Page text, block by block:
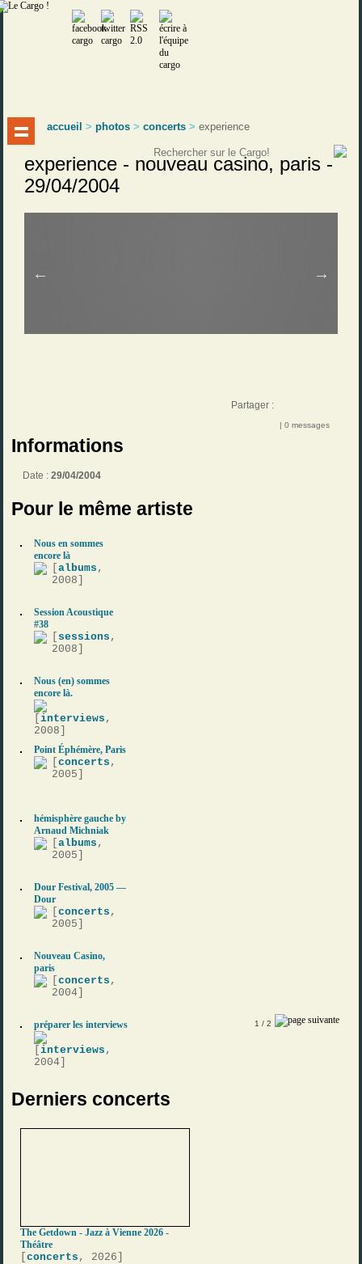
accueil >photos >concerts >experience
experience - nouveau casino, paris -
29/04/2004
Partager :
| 0 messages
Informations
Date :29/04/2004
Pour le même artiste
Nous en sommes
encore là
[albums ,
2008]
Session Acoustique
#38
sessions ,
2008]
Nous (en) sommes
encore là.
[interviews ,
2008]
Point Éphémère, Paris
[concerts ,
2005]
hémisphère gauche by
Arnaud Michniak
[albums ,
2005]
Dour Festival, 2005 —
Dour
[concerts ,
2005]
Nouveau Casino,
paris
[concerts ,
2004]
préparer les interviews
[interviews ,
2004]
1 / 2
Derniers concerts
The Getdown - Jazz à Vienne 2026 -
Théâtre
[concerts , 2026]